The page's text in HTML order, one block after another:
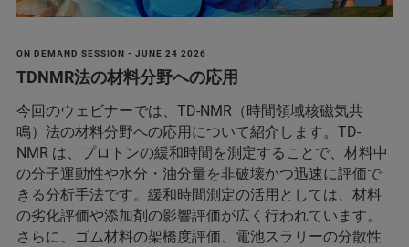
ON DEMAND SESSION - JUNE 24 2026
TDNMR法の材料分野への応用
今回のウェビナーでは、TD-NMR（時間領域核磁気共
鳴）法の材料分野への応用について紹介します。TD-
NMR は、プロトンの緩和時間を測定することで、材料中
の分子運動性や水分・油分量を非破壊かつ迅速に評価で
きる分析手法です。緩和時間測定の活用としては、材料
の劣化評価や添加剤の影響評価が広く行われています。
さらに、ゴム材料の架橋度評価、電池スラリーの分散性